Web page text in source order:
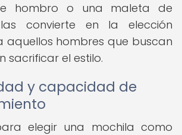
hombro o una maleta de
convierte en la elección
hombres que buscan
sacrificar el estilo.
y capacidad de
elegir una mochila como